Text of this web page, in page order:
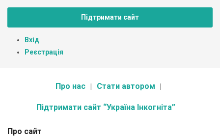
Підтримати сайт
Вхід
Реєстрація
Про нас Стати автором
Підтримати сайт “Україна Інкогніта”
Про сайт